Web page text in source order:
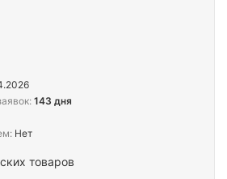
товаров
143 дня
Нет